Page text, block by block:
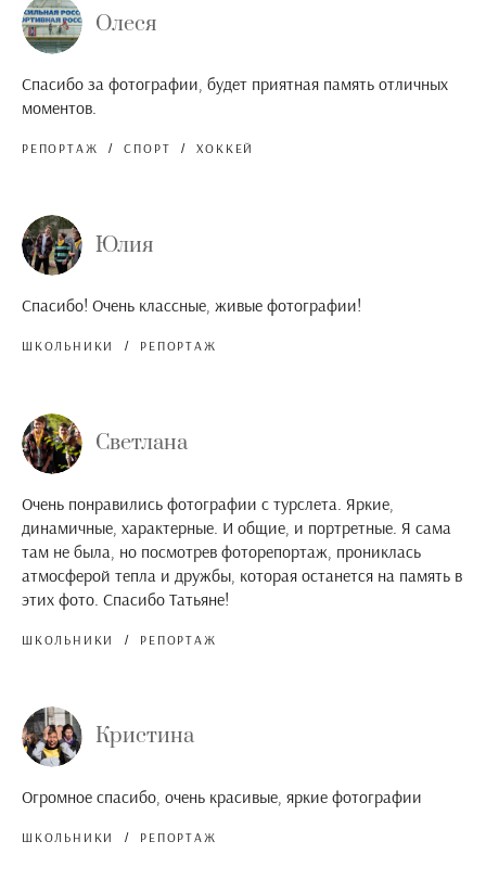
Олеся
Спасибо за фотографии, будет приятная память отличных
моментов.
РЕПОРТАЖ СПОРТ ХОККЕЙ
Юлия
Спасибо! Очень классные, живые фотографии!
ШКОЛЬНИКИ РЕПОРТАЖ
Светлана
Очень понравились фотографии с турслета. Яркие,
динамичные, характерные. И общие, и портретные. Я сама
там не была, но посмотрев фоторепортаж, прониклась
атмосферой тепла и дружбы, которая останется на память в
этих фото. Спасибо Татьяне!
ШКОЛЬНИКИ РЕПОРТАЖ
Кристина
Огромное спасибо, очень красивые, яркие фотографии
ШКОЛЬНИКИ РЕПОРТАЖ